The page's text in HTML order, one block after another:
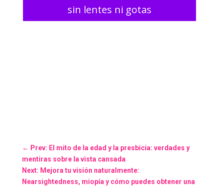
sin lentes ni gotas
← Prev: El mito de la edad y la presbicia: verdades y
mentiras sobre la vista cansada
Next: Mejora tu visión naturalmente:
Nearsightedness, miopía y cómo puedes obtener una